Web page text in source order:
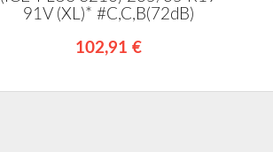
91V (XL)* #C,C,B(72dB)
102,91 €